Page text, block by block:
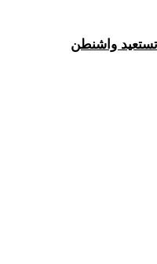
تستعيد واشنطن